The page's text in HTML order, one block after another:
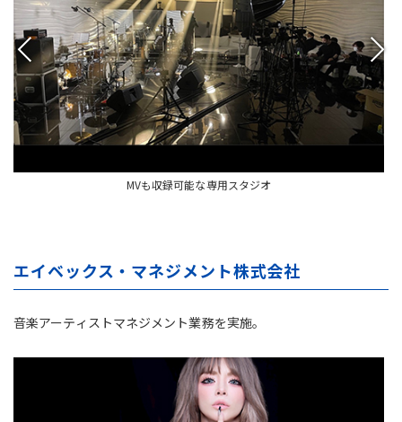
MVも収録可能な専用スタジオ
エイベックス・マネジメント株式会社
音楽アーティストマネジメント業務を実施。